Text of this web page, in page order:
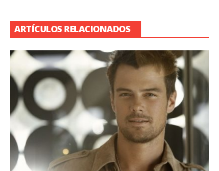
ARTÍCULOS RELACIONADOS